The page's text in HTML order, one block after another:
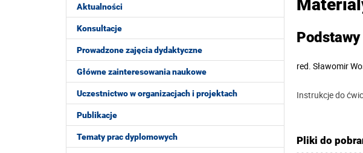
Aktualności
Konsultacje
Prowadzone zajęcia dydaktyczne
Główne zainteresowania naukowe
Uczestnictwo w organizacjach i projektach
Publikacje
Tematy prac dyplomowych
red. Sławomir
Instrukcje do
Pliki do